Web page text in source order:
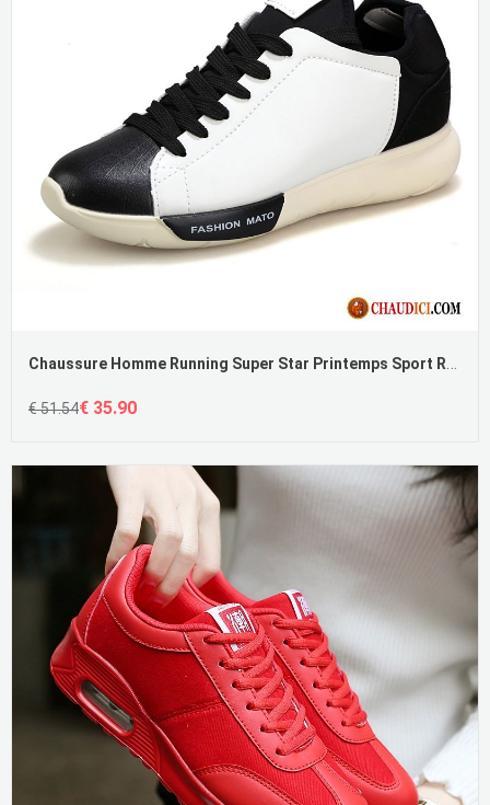
Chaussure Homme Running Super Star Printemps Sport Respirant Homme
€ 51.54€ 35.90